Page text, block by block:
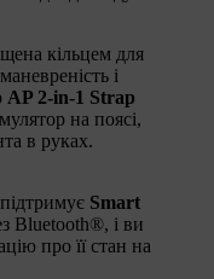
кільцем для
і
AP 2-in-1 Strap
на поясі,
в руках.
підтримує Smart
Bluetooth®, і ви
про її стан на